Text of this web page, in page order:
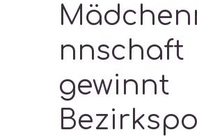
nnschaft
gewinnt